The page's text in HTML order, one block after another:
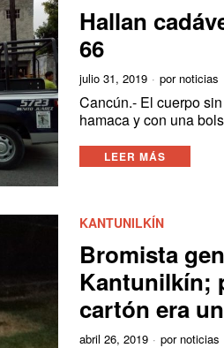
Hallan
66
julio 31, 2019 por noticias
Cancún.- El cuerpo
hamaca y con una
LEER MÁS
KANTUNILKÍN
Bromista
Kantunilkín;
cartón era
abril 26, 2019 por noticias